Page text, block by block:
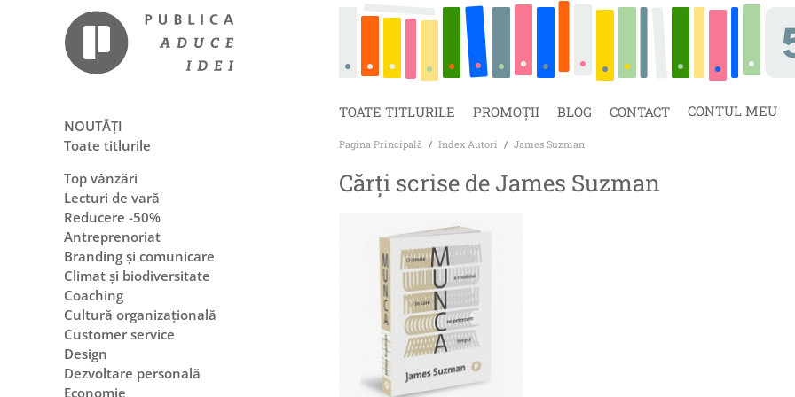
CONTUL MEU
TOATE TITLURILE PROMOȚII BLOG CONTACT
Pagina Principală / Index Autori / James Suzman
Cărți scrise de James Suzman
NOUTĂȚI
Toate titlurile
Top vânzări
Lecturi de vară
Reducere -50%
Antreprenoriat
Branding și comunicare
Climat și biodiversitate
Coaching
Cultură organizațională
Customer service
Design
Dezvoltare personală
Economie